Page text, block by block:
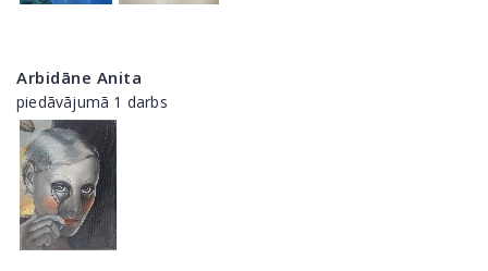
Arbidāne Anita
piedāvājumā 1 darbs